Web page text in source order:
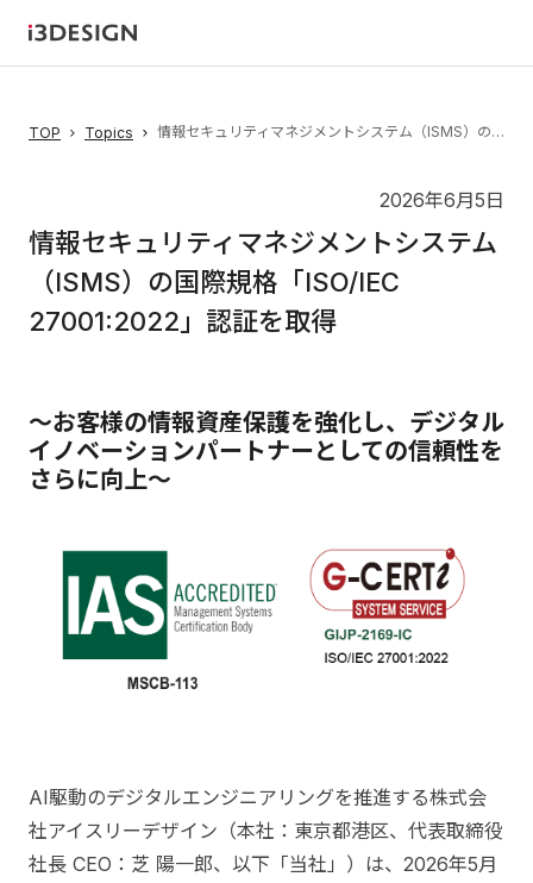
TOP Topics 情報セキュリティマネジメントシステム（ISMS）の国際規格「ISO/IEC 27001:2022」認証を取得
2026年6月5日
情報セキュリティマネジメントシステム
（ISMS）の国際規格「ISO/IEC
27001:2022」認証を取得
～お客様の情報資産保護を強化し、デジタル
イノベーションパートナーとしての信頼性を
さらに向上～
AI駆動のデジタルエンジニアリングを推進する株式会
社アイスリーデザイン（本社：東京都港区、代表取締役
社長 CEO：芝 陽一郎、以下「当社」）は、2026年5月